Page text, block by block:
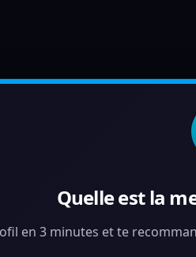
Quelle est la
en 3 minutes et te